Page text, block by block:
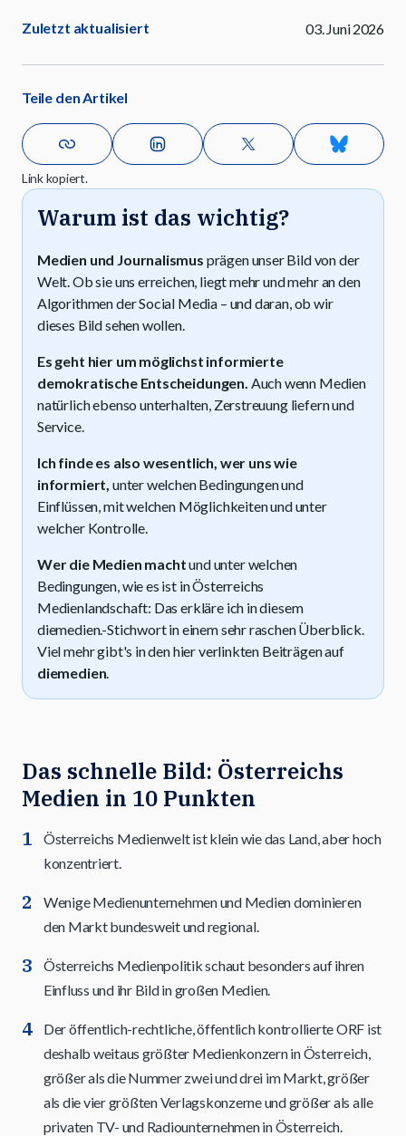
Zuletzt aktualisiert 03. Juni 2026
Teile den Artikel
Link kopiert.
Warum ist das wichtig?
Medien und Journalismus prägen unser Bild von der
Welt. Ob sie uns erreichen, liegt mehr und mehr an den
Algorithmen der Social Media – und daran, ob wir
dieses Bild sehen wollen.
Es geht hier um möglichst informierte
demokratische Entscheidungen. Auch wenn Medien
natürlich ebenso unterhalten, Zerstreuung liefern und
Service.
Ich finde es also wesentlich, wer uns wie
informiert, unter welchen Bedingungen und
Einflüssen, mit welchen Möglichkeiten und unter
welcher Kontrolle.
Wer die Medien machtund unter welchen
Bedingungen, wie es ist in Österreichs
Medienlandschaft: Das erkläre ich in diesem
diemedien.-Stichwort in einem sehr raschen Überblick.
Viel mehr gibt's in den hier verlinkten Beiträgen auf
diemedien.
Das schnelle Bild: Österreichs
Medien in 10 Punkten
Österreichs Medienwelt ist klein wie das Land, aber hoch
konzentriert.
Wenige Medienunternehmen und Medien dominieren
den Markt bundesweit und regional.
Österreichs Medienpolitik schaut besonders auf ihren
Einfluss und ihr Bild in großen Medien.
Der öffentlich-rechtliche, öffentlich kontrollierte ORF ist
deshalb weitaus größter Medienkonzern in Österreich,
größer als die Nummer zwei und drei im Markt, größer
als die vier größten Verlagskonzerne und größer als alle
privaten TV- und Radiounternehmen in Österreich.